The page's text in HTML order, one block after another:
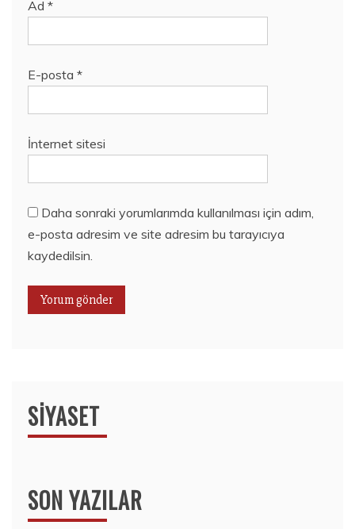
Ad *
E-posta *
İnternet sitesi
Daha sonraki yorumlarımda kullanılması için adım,
e-posta adresim ve site adresim bu tarayıcıya
kaydedilsin.
SIYASET
SON YAZILAR